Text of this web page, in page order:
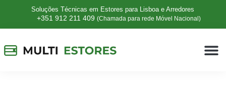
Soluções Técnicas em Estores para Lisboa e Arredores
+351 912 211 409 (Chamada para rede Móvel Nacional)